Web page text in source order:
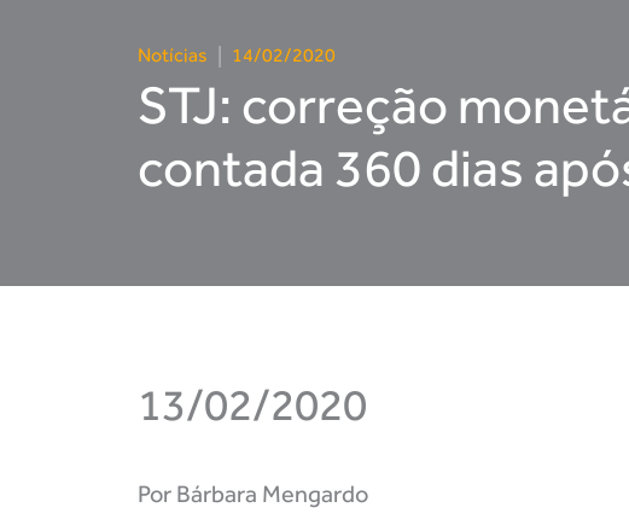
Notícias 14/02/2020
STJ: correção
contada 360 dias
13/02/2020
Por Bárbara Mengardo